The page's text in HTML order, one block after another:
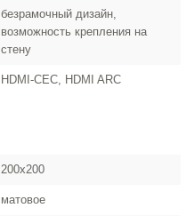
безрамочный дизайн,
возможность крепления на
стену
HDMI-CEC, HDMI ARC
200x200
матовое